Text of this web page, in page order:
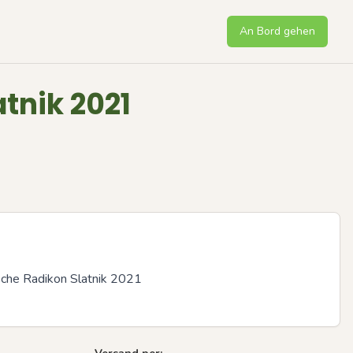
An Bord gehen
2021
Radikon Slatnik 2021